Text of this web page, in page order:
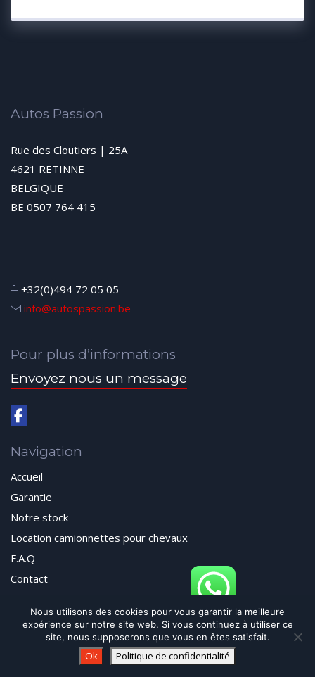
Autos Passion
Rue des Cloutiers | 25A
4621 RETINNE
BELGIQUE
BE 0507 764 415
+32(0)494 72 05 05
info@autospassion.be
Pour plus d’informations
Envoyez nous un message
Navigation
Accueil
Garantie
Notre stock
Location camionnettes pour chevaux
F.A.Q
Contact
© 2024 Autos Passion All Rights Reserved
Création de sites Internet | ProduWeb
Contactez-nous via WhatsApp
Nous utilisons des cookies pour vous garantir la meilleure
expérience sur notre site web. Si vous continuez à utiliser ce
site, nous supposerons que vous en êtes satisfait.
Ok Politique de confidentialité